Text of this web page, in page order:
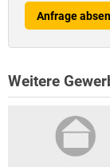
Anfrage
Weitere